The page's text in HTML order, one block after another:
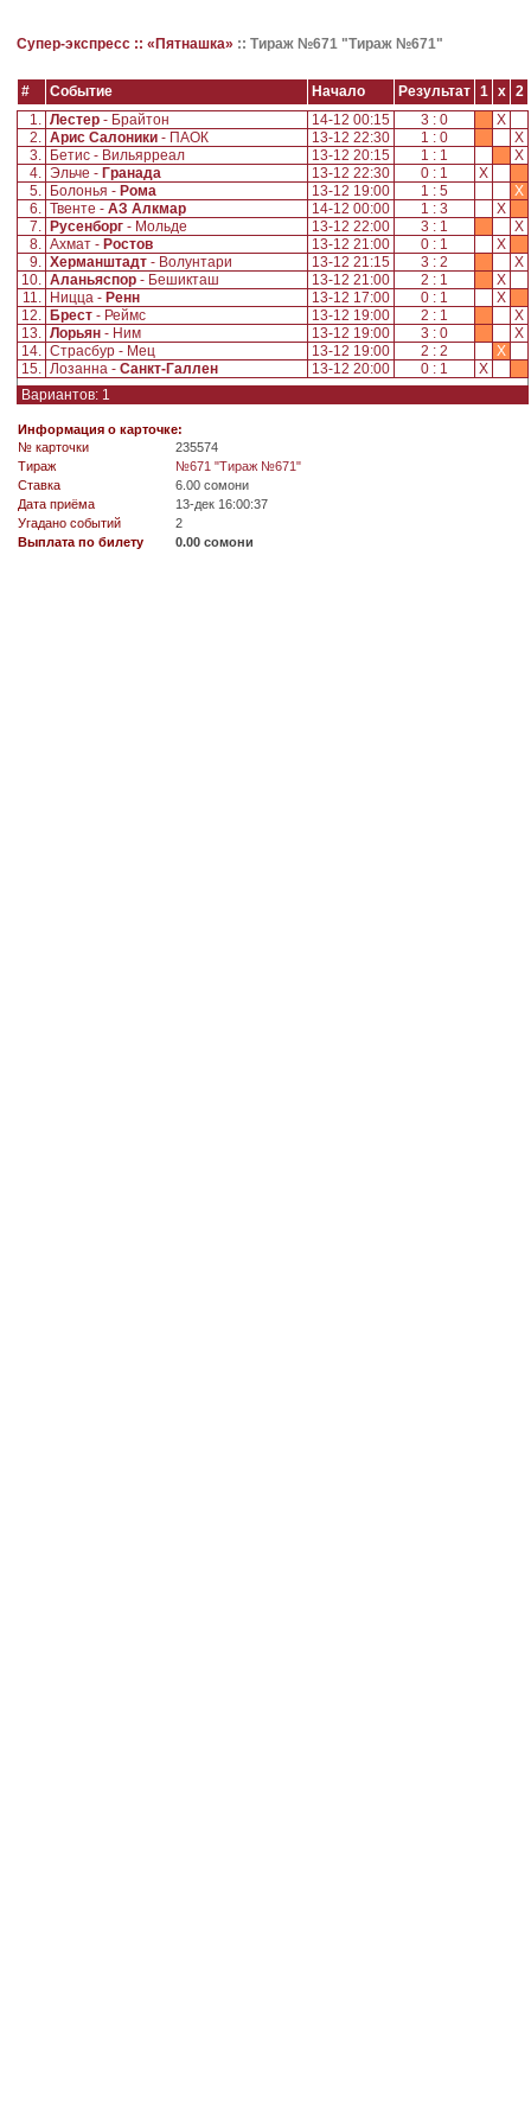
Супер-экспресс :: «Пятнашка» :: Тираж №671 "Тираж №671"
# Событие Начало Результат 1 x
2
1. Лестер - Брайтон 14-12 00:15 3 : 0
X
2. Арис Салоники - ПАОК 13-12 22:30 1 : 0
X
3.
Бетис - Вильярреал 13-12 20:15 1 : 1
X
4. Эльче - Гранада 13-12 22:30 0 : 1
X
5.
Болонья - Рома 13-12 19:00 1 : 5
X
6. Твенте - АЗ Алкмар 14-12 00:00 1 : 3
X
7.
Русенборг - Мольде 13-12 22:00 3 : 1
X
8. Ахмат - Ростов 13-12 21:00 0 : 1
X
9. Херманштадт - Волунтари 13-12 21:15 3 : 2
X
10. Аланьяспор - Бешикташ 13-12 21:00 2 : 1
X
11.
Ницца - Ренн 13-12 17:00 0 : 1
X
12.
Брест - Реймс 13-12 19:00 2 : 1
X
13. Лорьян - Ним 13-12 19:00 3 : 0
X
14. Страсбур - Мец 13-12 19:00 2 : 2
X
15. Лозанна - Санкт-Галлен 13-12 20:00 0 : 1
X
Вариантов: 1
Информация о карточке:
№ карточки
235574
Tираж
№671 "Тираж №671"
Ставка
6.00 сомони
Дата приёма
13-дек 16:00:37
Угадано событий
2
Выплата по билету
0.00 сомони